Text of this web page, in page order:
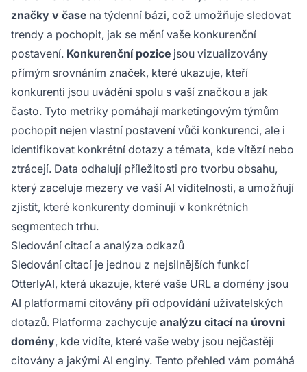
značky v čase na týdenní bázi, což umožňuje sledovat
trendy a pochopit, jak se mění vaše konkurenční
postavení. Konkurenční pozice jsou vizualizovány
přímým srovnáním značek, které ukazuje, kteří
konkurenti jsou uváděni spolu s vaší značkou a jak
často. Tyto metriky pomáhají marketingovým týmům
pochopit nejen vlastní postavení vůči konkurenci, ale i
identifikovat konkrétní dotazy a témata, kde vítězí nebo
ztrácejí. Data odhalují příležitosti pro tvorbu obsahu,
který zaceluje mezery ve vaší AI viditelnosti, a umožňují
zjistit, které konkurenty dominují v konkrétních
segmentech trhu.
Sledování citací a analýza odkazů
Sledování citací je jednou z nejsilnějších funkcí
OtterlyAI, která ukazuje, které vaše URL a domény jsou
AI platformami citovány při odpovídání uživatelských
dotazů. Platforma zachycuje analýzu citací na úrovni
domény, kde vidíte, které vaše weby jsou nejčastěji
citovány a jakými AI enginy. Tento přehled vám pomáhá